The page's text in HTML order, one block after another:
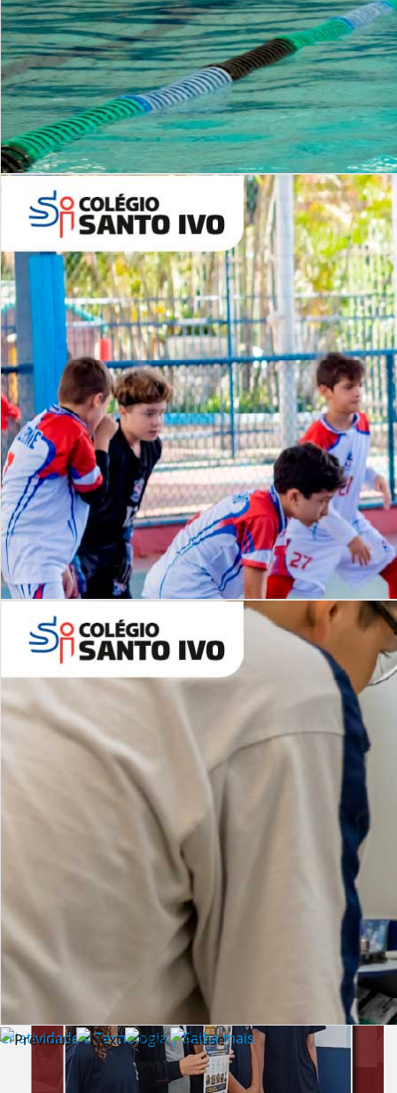
Período Integral | Saiba mais
Desafios | Saiba mais
Criatividade e Tecnologia | Saiba mais
INSTITUCIONAL
Lista de vídeos
NOSSOCANAL